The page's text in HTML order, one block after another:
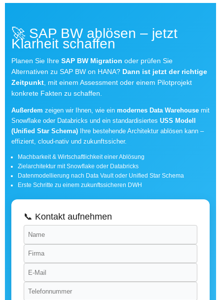
🚀 SAP BW ablösen – jetzt
Klarheit schaffen
Planen Sie Ihre SAP BW Migration oder prüfen Sie
Alternativen zu SAP BW on HANA? Dann ist jetzt der richtige
Zeitpunkt, mit einem Assessment oder einem Pilotprojekt
konkrete Fakten zu schaffen.
Außerdem zeigen wir Ihnen, wie ein modernes Data Warehousemit
Snowflake oder Databricks und ein standardisiertes USS Modell
(Unified Star Schema)Ihre bestehende Architektur ablösen kann –
effizient, cloud-nativ und zukunftssicher.
Machbarkeit & Wirtschaftlichkeit einer Ablösung
Zielarchitektur mit Snowflake oder Databricks
Datenmodellierung nach Data Vault oder Unified Star Schema
Erste Schritte zu einem zukunftssicheren DWH
📞 Kontakt aufnehmen